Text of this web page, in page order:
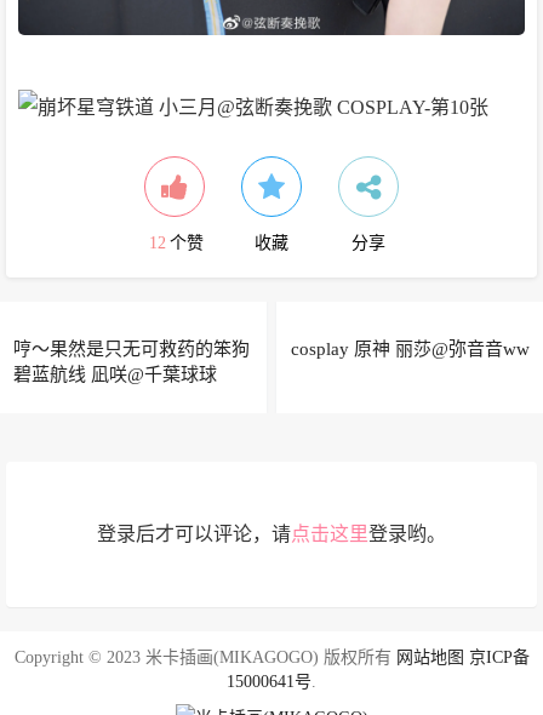
12 个赞 收藏 分享
哼～果然是只无可救药的笨狗
碧蓝航线 凪咲@千葉球球
cosplay 原神 丽莎@弥音音ww
登录后才可以评论，请点击这里登录哟。
Copyright © 2023 米卡插画(MIKAGOGO) 版权所有 网站地图 京ICP备
15000641号.